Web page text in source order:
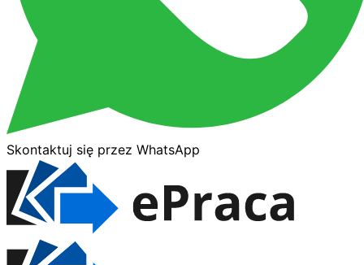
Skontaktuj się przez WhatsApp